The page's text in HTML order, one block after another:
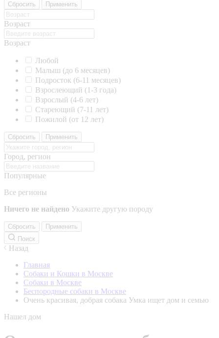
Сбросить Применить
Возраст
Возраст
Любой
Малыш (до 6 месяцев)
Подросток (6-11 месяцев)
Взрослеющий (1-3 года)
Взрослый (4-6 лет)
Стареющий (7-11 лет)
Пожилой (от 12 лет)
Сбросить Применить
Город, регион
Популярные
Все регионы
Ничего не найдено Укажите другую породу
Сбросить
Применить
Поиск
Назад
Главная
Собаки и Кошки в Москве
Собаки в Москве
Беспородные собаки в Москве
Очень красивая, добрая собака Умка ищет дом и семью
Нашел дом